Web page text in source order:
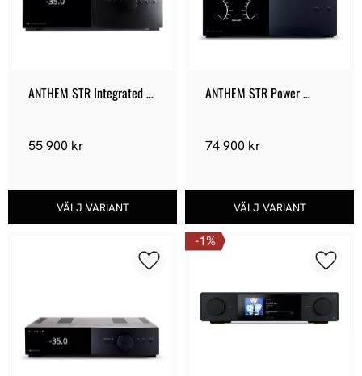
ANTHEM STR Integrated
55 900 kr
ANTHEM STR Power
74 900 kr
Lägg till i favoriter
1%
Lägg